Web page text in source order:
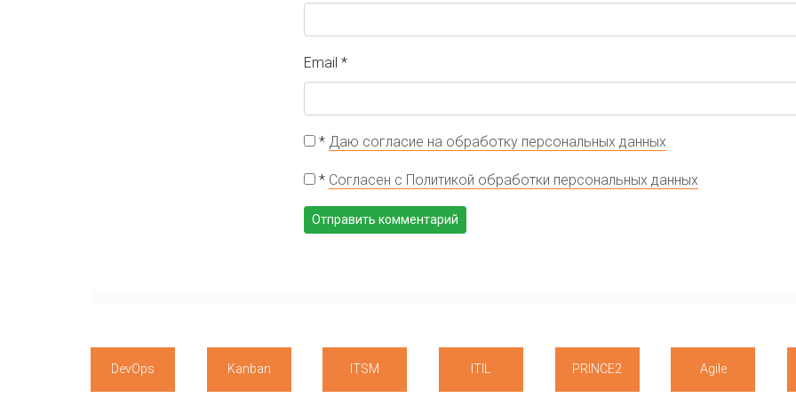
Email *
* Даю согласие на обработку персональных данных
* Согласен с Политикой обработки персональных данных
DevOps Kanban ITSM ITIL PRINCE2 Agile